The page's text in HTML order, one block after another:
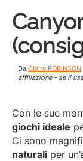
in
-
Il
e
Da Claire ROBINSON
affiliazione - se li
Con le sue
giochi ideale
Ci sono
naturali per